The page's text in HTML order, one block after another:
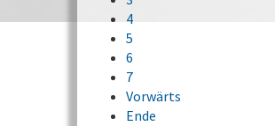
4
5
6
7
Vorwärts
Ende